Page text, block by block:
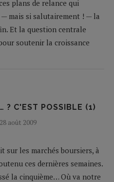
plans de relance qui
mais si salutairement ! — la
Et la question centrale
soutenir la croissance
? C'EST POSSIBLE (1)
28 août 2009
sur les marchés boursiers, à
ces dernières semaines.
la cinquième… Où va notre